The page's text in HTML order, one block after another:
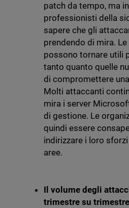
patch da tempo, ma
professionisti della
sapere che gli
prendendo di mira.
possono tornare utili
tanto quanto quelle
di compromettere
Molti attaccanti
mira i server
di gestione. Le
quindi essere
indirizzare i loro
aree.
Il volume degli
trimestre su